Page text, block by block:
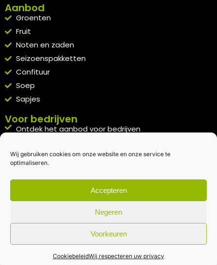
Wij gebruiken cookies om onze website en onze service te
optimaliseren.
Accepteren
Negeren
Voorkeuren
CookiebeleidWij respecteren uw privacy
Aanbod
Groenten
Fruit
Noten en zaden
Seizoenspakketten
Confituur
Soep
Sapjes
Voor bedrijven
Ontdek het aanbod voor bedrijven
Kennismakingspakket aanvragen
Blijft op de hoogte
Rechtstreeks van het veld naar je inbox.
Inschrijven nieuwsbrief
Algemene voorwaarden|Privacybeleid| gemaakt met door
creativitijd